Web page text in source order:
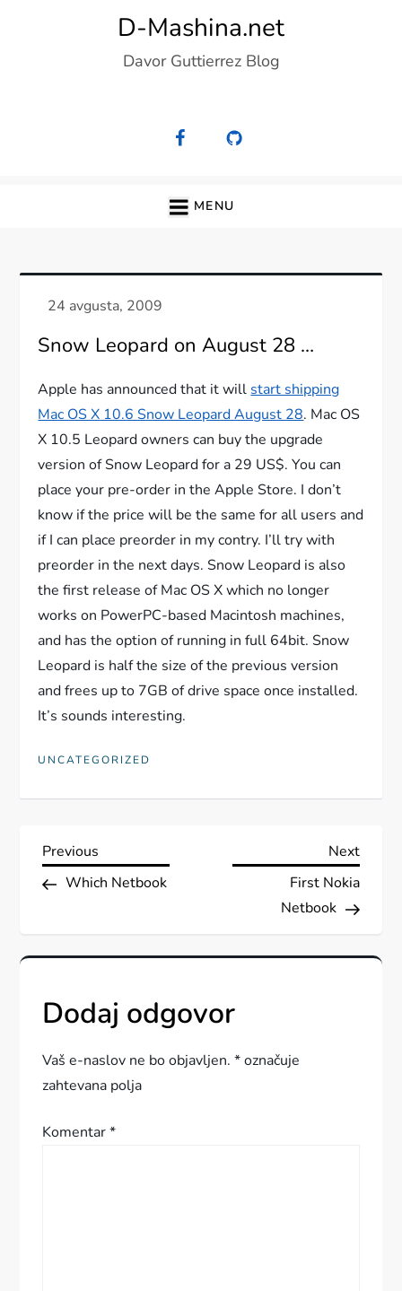
D-Mashina.net
Davor Guttierrez Blog
MENU
Snow Leopard on August 28 …
Apple has announced that it will start shipping
Mac OS X 10.6 Snow Leopard August 28. Mac OS
X 10.5 Leopard owners can buy the upgrade
version of Snow Leopard for a 29 US$. You can
place your pre-order in the Apple Store. I don’t
know if the price will be the same for all users and
if I can place preorder in my contry. I’ll try with
preorder in the next days. Snow Leopard is also
the first release of Mac OS X which no longer
works on PowerPC-based Macintosh machines,
and has the option of running in full 64bit. Snow
Leopard is half the size of the previous version
and frees up to 7GB of drive space once installed.
It’s sounds interesting.
UNCATEGORIZED
N
a
g
a
Previous
Post
Previous
Which Netbook
Next
Post
Next
First Nokia
Netbook
Dodaj odgovor
Vaš e-naslov ne bo objavljen. *označuje
zahtevana polja
Komentar*